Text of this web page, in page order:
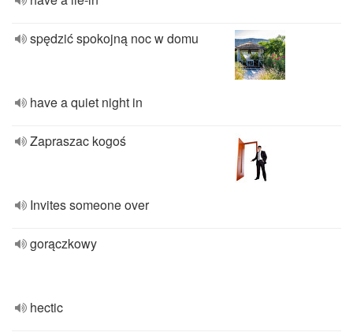
spędzić spokojną noc w domu
have a quiet night in
Zapraszac kogoś
Invites someone over
gorączkowy
hectic